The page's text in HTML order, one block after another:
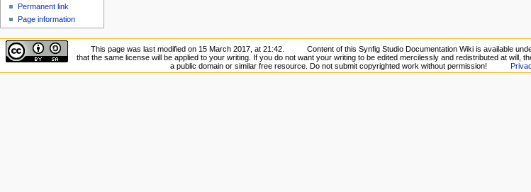
Permanent link
Page information
This page was last modified on 15 March 2017, at 21:42.
Content of this Synfig Studio Documentation Wiki is available
that the same license will be applied to your writing. If you do not want your writing to be edited mercilessly and redistributed at
a public domain or similar free resource. Do not submit copyrighted work without permission!